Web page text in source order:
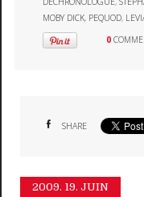
MOBY DICK, PEQUOD,
0
SHARE
2009. 19. JUIN